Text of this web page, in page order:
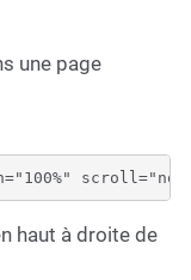
une page
haut à droite de